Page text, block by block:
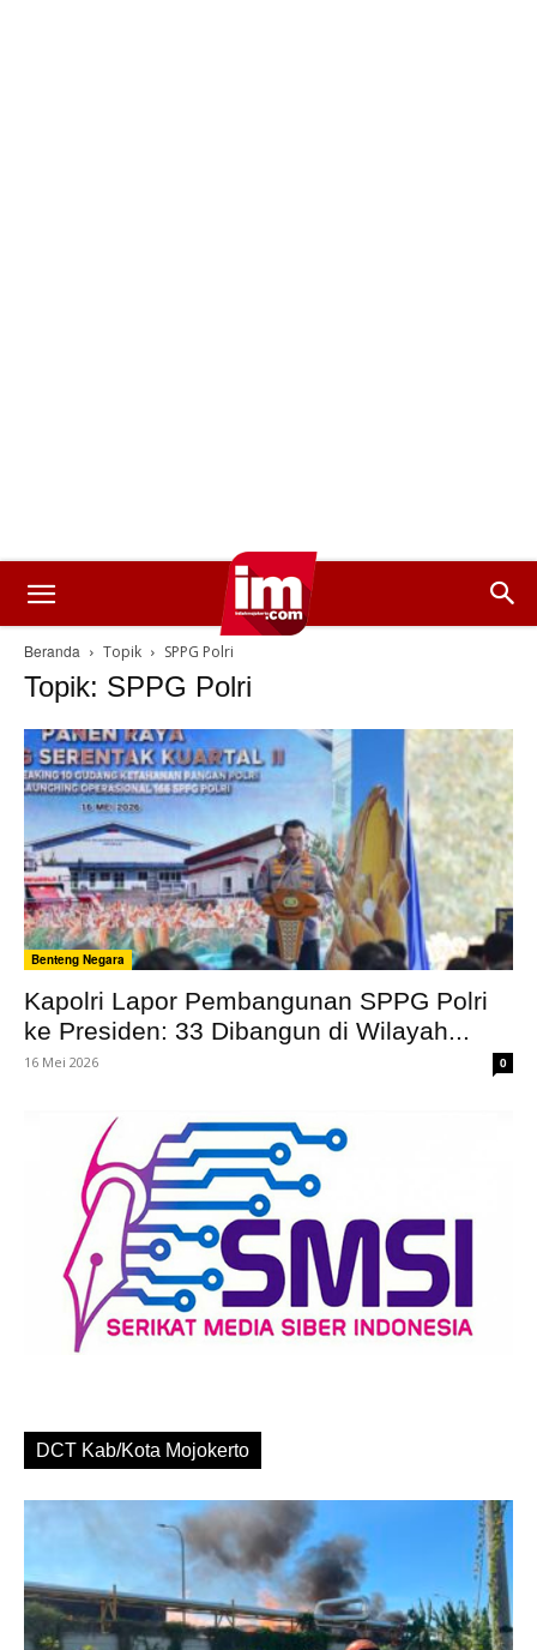
Beranda Topik SPPG Polri
Topik: SPPG Polri
Benteng Negara
Kapolri Lapor Pembangunan SPPG Polri
ke Presiden: 33 Dibangun di Wilayah...
16 Mei 2026 0
DCT Kab/Kota Mojokerto